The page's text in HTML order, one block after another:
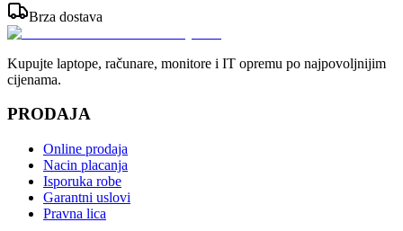
Brza dostava
Kupujte laptope, računare, monitore i IT opremu po najpovoljnijim
cijenama.
PRODAJA
Online prodaja
Nacin placanja
Isporuka robe
Garantni uslovi
Pravna lica